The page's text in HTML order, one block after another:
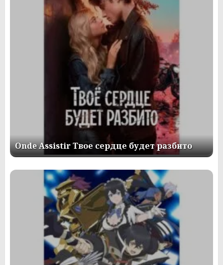
Onde Assistir Твое сердце будет разбито